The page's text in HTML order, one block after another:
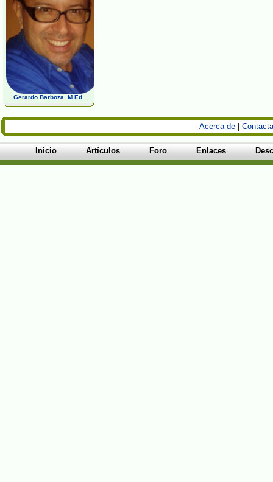
Gerardo Barboza, M.Ed.
Acerca de|
Inicio Artículos Foro Enlaces